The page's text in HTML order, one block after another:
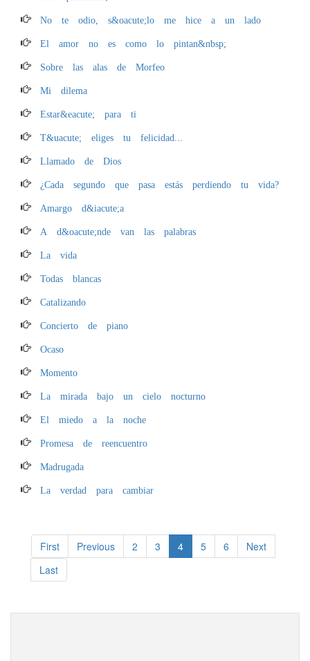
No te odio, s&oacute;lo me hice a un lado
El amor no es como lo pintan&nbsp;
Sobre las alas de Morfeo
Mi dilema
Estar&eacute; para ti
T&uacute; eliges tu felicidad...
Llamado de Dios
¿Cada segundo que pasa estás perdiendo tu vida?
Amargo d&iacute;a
A d&oacute;nde van las palabras
La vida
Todas blancas
Catalizando
Concierto de piano
Ocaso
Momento
La mirada bajo un cielo nocturno
El miedo a la noche
Promesa de reencuentro
Madrugada
La verdad para cambiar
First Previous 2 3 4 5 6
Next
Last